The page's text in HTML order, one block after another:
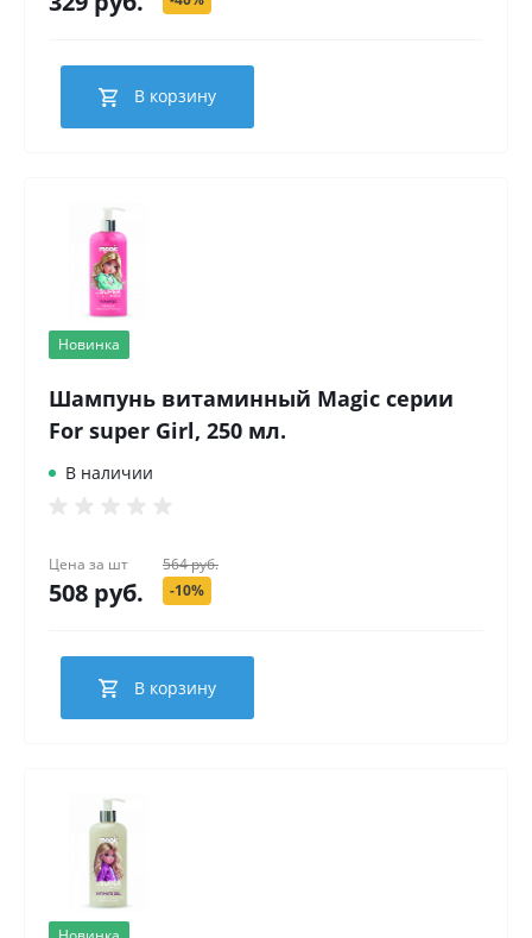
В корзину
Новинка
Шампунь витаминный Magic серии
For super Girl, 250 мл.
В наличии
Цена за шт
508 руб.
564 руб.
-10%
В корзину